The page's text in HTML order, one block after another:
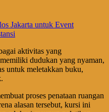
Jakarta untuk Event
aktivitas yang
dudukan yang nyaman,
untuk meletakkan buku,
proses penataan ruangan
alasan tersebut, kursi ini